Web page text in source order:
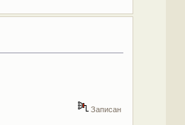
Записан